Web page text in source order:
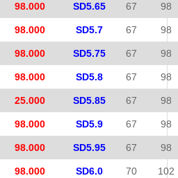
98.000 SD5.65 67 98
98.000 SD5.7 67 98
98.000 SD5.75 67 98
98.000 SD5.8 67 98
25.000 SD5.85 67 98
98.000 SD5.9 67 98
98.000 SD5.95 67 98
98.000 SD6.0 70 102